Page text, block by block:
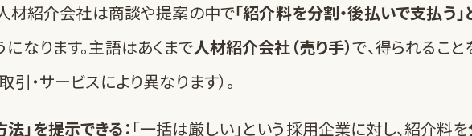
人材紹介会社は商談や提案の中で「紹介料を分割・後払いで支払う」
なります。主語はあくまで人材紹介会社（売り手）で、得られるこ
・サービスにより異なります）。
」を提示できる： 「一括は厳しい」という採用企業に対し、紹介料を